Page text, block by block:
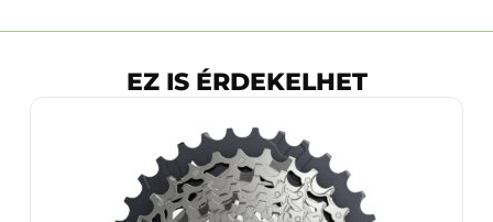
EZ IS ÉRDEKELHET